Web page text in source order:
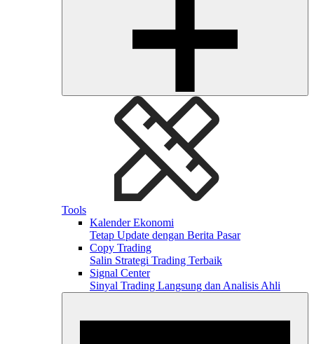
Tools
Kalender Ekonomi
Tetap Update dengan Berita Pasar
Copy Trading
Salin Strategi Trading Terbaik
Signal Center
Sinyal Trading Langsung dan Analisis Ahli